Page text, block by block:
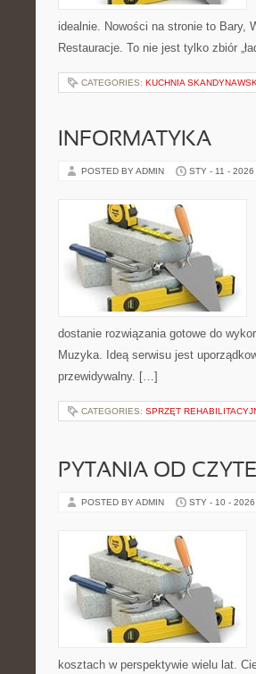
idealnie. Nowości na stronie to Bary,
Restauracje. To nie jest tylko zbiór
CATEGORIES: KUCHNIA
INFORMATYKA
POSTED BY ADMIN STY - 11 - 2026
dostanie rozwiązania gotowe do
Muzyka. Ideą serwisu jest
przewidywalny. […]
CATEGORIES: SPRZĘT
PYTANIA OD
POSTED BY ADMIN STY - 10 - 2026
kosztach w perspektywie wielu lat.